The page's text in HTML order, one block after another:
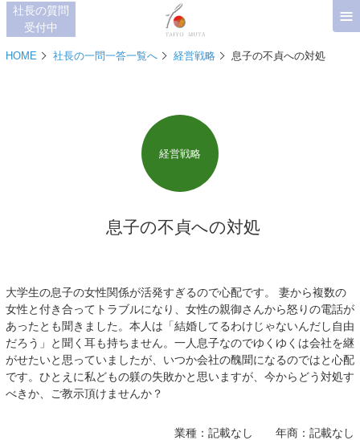
社長の質問
受付中
≡
HOME 社長の一問一答一覧へ 経営戦略 息子の不貞への対処
経営戦略
息子の不貞への対処
大学生の息子の女性関係が活発すぎるので心配です。 妻から複数の
女性と付き合ってトラブルになり、女性の親御さんから怒りの電話が
あったとも聞きました。本人は「結婚してるわけじゃないんだし自由
だろう」と聞く耳も持ちません。一人息子なのでゆくゆくは会社を継
がせたいと思っていましたが、いつか会社の醜聞になるのではと心配
です。ひとえに私どもの躾の失敗かと思いますが、今からどう対処す
べきか、ご教示頂けませんか？
業種： 記載なし 年商： 記載なし